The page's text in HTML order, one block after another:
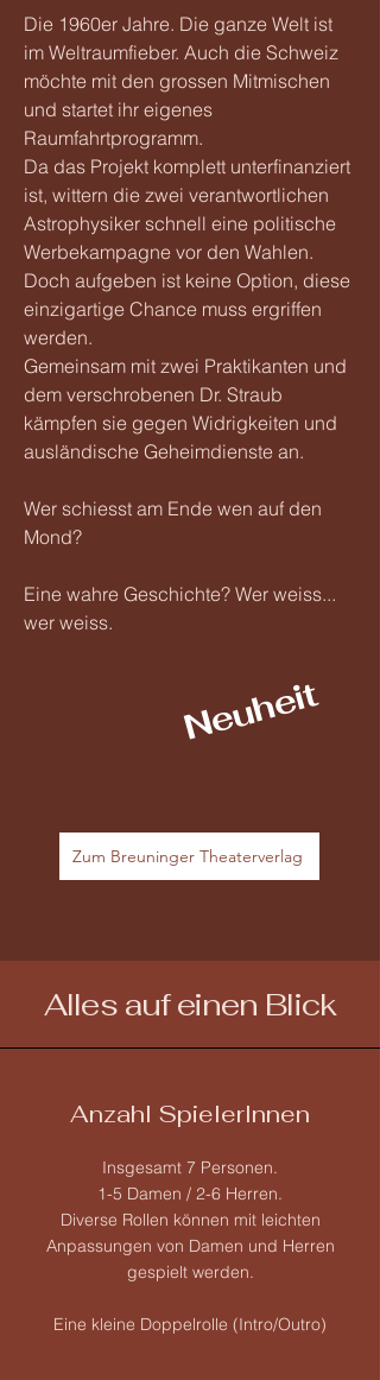
Die 1960er Jahre. Die ganze Welt ist
im Weltraumfieber. Auch die Schweiz
möchte mit den grossen Mitmischen
und startet ihr eigenes
Raumfahrtprogramm.
Da das Projekt komplett unterfinanziert
ist, wittern die zwei verantwortlichen
Astrophysiker schnell eine politische
Werbekampagne vor den Wahlen.
Doch aufgeben ist keine Option, diese
einzigartige Chance muss ergriffen
werden.
Gemeinsam mit zwei Praktikanten und
dem verschrobenen Dr. Straub
kämpfen sie gegen Widrigkeiten und
ausländische Geheimdienste an.
Wer schiesst am Ende wen auf den
Mond?
Eine wahre Geschichte? Wer weiss...
wer weiss.
Neuheit
Zum Breuninger Theaterverlag
Alles auf einen Blick
Anzahl SpielerInnen
Insgesamt 7 Personen.
1-5 Damen / 2-6 Herren.
Diverse Rollen können mit leichten
Anpassungen von Damen und Herren
gespielt werden.
Eine kleine Doppelrolle (Intro/Outro)